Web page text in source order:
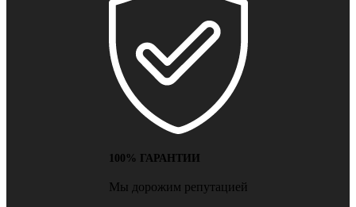
100% ГАРАНТИИ
Мы дорожим репутацией